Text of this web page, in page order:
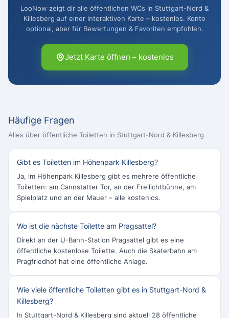
LooNow zeigt dir alle öffentlichen WCs in Stuttgart-Nord &
Killesberg auf einer interaktiven Karte – kostenlos. Konto
optional, aber für Bewertungen & Favoriten empfohlen.
Jetzt Karte öffnen – kostenlos
Häufige Fragen
Alles über öffentliche Toiletten in Stuttgart-Nord & Killesberg
Gibt es Toiletten im Höhenpark Killesberg?
Ja, im Höhenpark Killesberg gibt es mehrere öffentliche
Toiletten: am Cannstatter Tor, an der Freilichtbühne, am
Spielplatz und an der Mauer – alle kostenlos.
Wo ist die nächste Toilette am Pragsattel?
Direkt an der U-Bahn-Station Pragsattel gibt es eine
öffentliche kostenlose Toilette. Auch die Skaterbahn am
Pragfriedhof hat eine öffentliche Anlage.
Wie viele öffentliche Toiletten gibt es in Stuttgart-Nord &
Killesberg?
In Stuttgart-Nord & Killesberg sind aktuell 28 öffentliche